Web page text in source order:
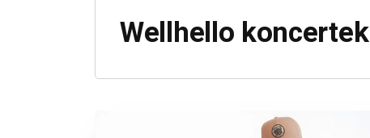
Wellhello koncertek